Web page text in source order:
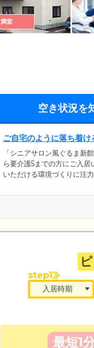
満室
空き状況を
ご自宅のように落ち着
「シニアサロン風ぐるま新
ら要介護5までの方にご入
いただける環境づくりに注
夫婦やごきょうだい、親子
られた空間になっています
step1
最短1